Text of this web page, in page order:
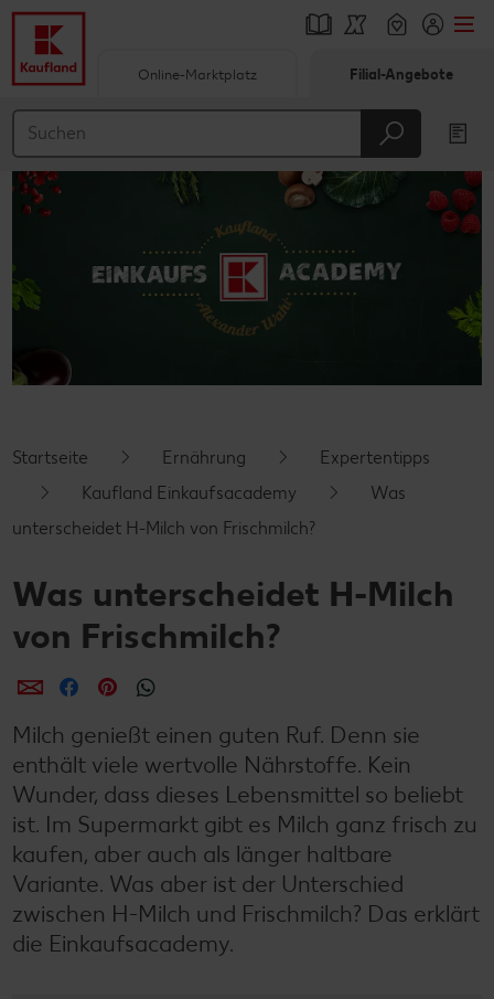
Hauptinhalt
Footer
Schwebender Seitenbereich
Online-Marktplatz Filial-Angebote
Startseite Ernährung
Expertentipps
Kaufland Einkaufsacademy
Was
unterscheidet H-Milch von Frischmilch?
Was unterscheidet H-Milch
von Frischmilch?
per E-Mail teilen
per Facebook teilen
per Pinterest teilen
Milch genießt einen guten Ruf. Denn sie
enthält viele wertvolle Nährstoffe. Kein
Wunder, dass dieses Lebensmittel so beliebt
ist. Im Supermarkt gibt es Milch ganz frisch zu
kaufen, aber auch als länger haltbare
Variante. Was aber ist der Unterschied
zwischen H-Milch und Frischmilch? Das erklärt
die Einkaufsacademy.